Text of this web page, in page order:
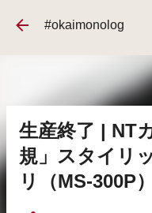
スキップして
#okaimonolog
生産終了 | NT
規」スタイリ
リ（MS-300P）